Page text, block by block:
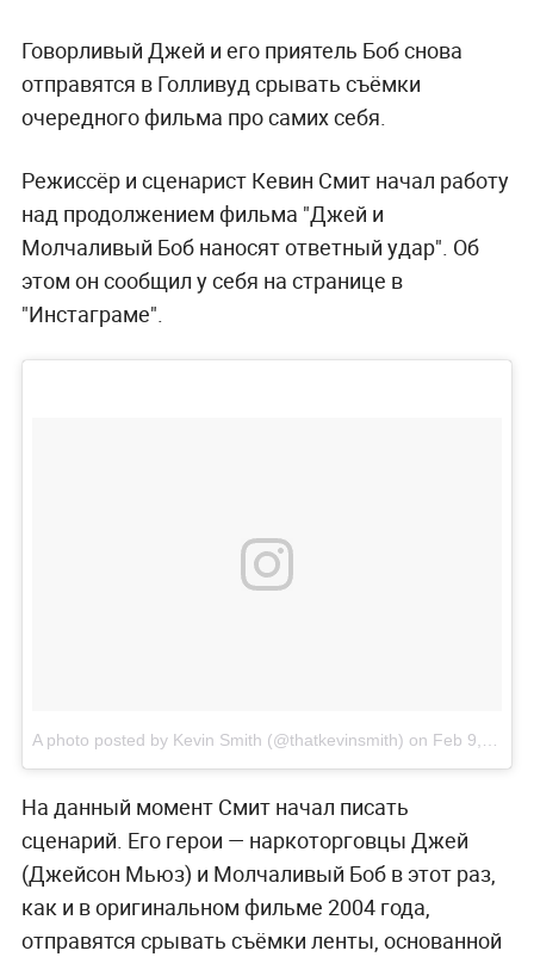
Говорливый Джей и его приятель Боб снова
отправятся в Голливуд срывать съёмки
очередного фильма про самих себя.
Режиссёр и сценарист Кевин Смит начал работу
над продолжением фильма "Джей и
Молчаливый Боб наносят ответный удар". Об
этом он сообщил у себя на странице в
"Инстаграме".
A photo posted by Kevin Smith (@thatkevinsmith) on Feb 9, 2017 at 1:54pm PST
На данный момент Смит начал писать
сценарий. Его герои — наркоторговцы Джей
(Джейсон Мьюз) и Молчаливый Боб в этот раз,
как и в оригинальном фильме 2004 года,
отправятся срывать съёмки ленты, основанной